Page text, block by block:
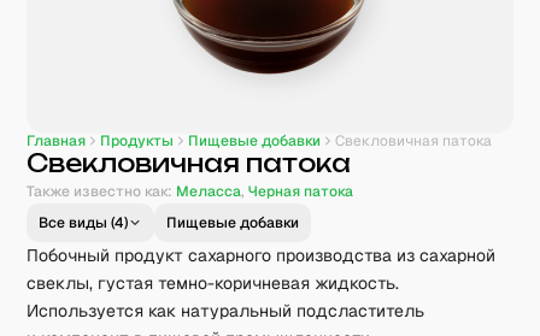
Главная Продукты Пищевые добавки Свекловичная патока
Свекловичная патока
Также известно как: Меласса,Черная патока
Все виды (4) Пищевые добавки
Побочный продукт сахарного производства из сахарной
свеклы, густая темно-коричневая жидкость.
Используется как натуральный подсластитель